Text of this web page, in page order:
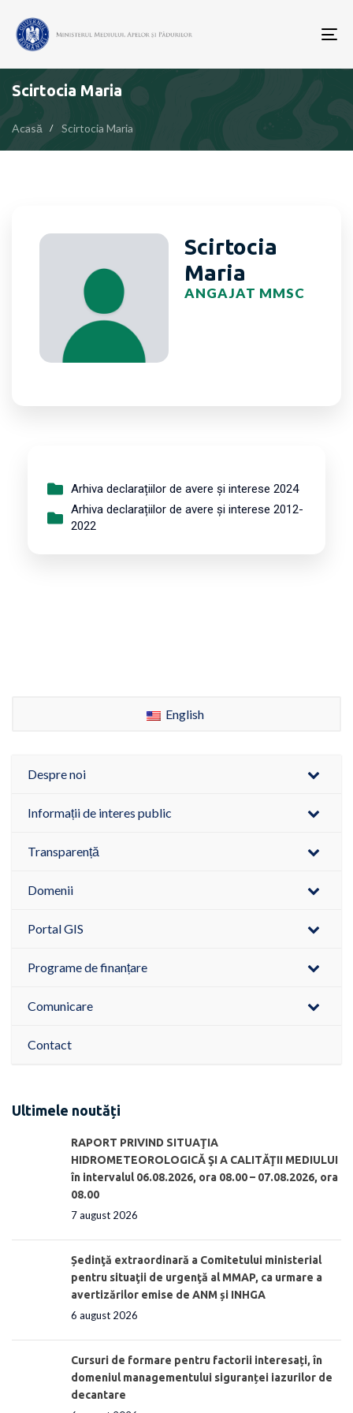
Scirtocia Maria
Acasă Scirtocia Maria
Scirtocia
Maria
ANGAJAT MMSC
Arhiva declarațiilor de avere și interese 2024
Arhiva declarațiilor de avere și interese 2012-
2022
English
Despre noi
Informații de interes public
Transparență
Domenii
Portal GIS
Programe de finanțare
Comunicare
Contact
Ultimele noutăți
RAPORT PRIVIND SITUAŢIA
HIDROMETEOROLOGICĂ ŞI A CALITĂŢII MEDIULUI
în intervalul 06.08.2026, ora 08.00 – 07.08.2026, ora
08.00
7 august 2026
Ședinţă extraordinară a Comitetului ministerial
pentru situaţii de urgenţă al MMAP, ca urmare a
avertizărilor emise de ANM și INHGA
6 august 2026
Cursuri de formare pentru factorii interesați, în
domeniul managementului siguranței iazurilor de
decantare